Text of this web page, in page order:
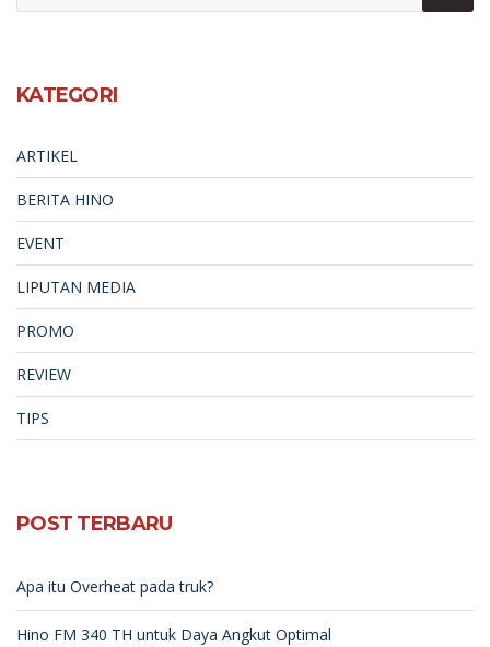
KATEGORI
ARTIKEL
BERITA HINO
EVENT
LIPUTAN MEDIA
PROMO
REVIEW
TIPS
POST TERBARU
Apa itu Overheat pada truk?
Hino FM 340 TH untuk Daya Angkut Optimal